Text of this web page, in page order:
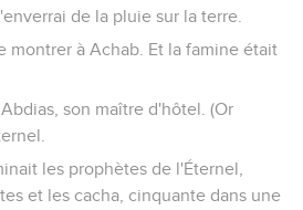
de la pluie sur la terre.
montrer à Achab. Et la famine était
son maître d'hôtel. (Or
les prophètes de l'Éternel,
et les cacha, cinquante dans une